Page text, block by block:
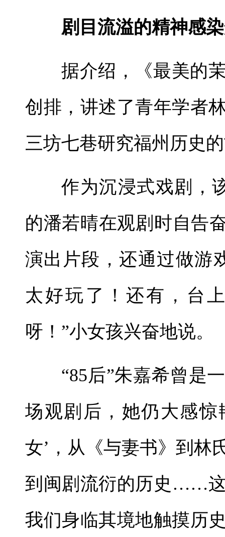
剧目流溢的精神感
据介绍，《最美的
创排，讲述了青年学者
三坊七巷研究福州历史
作为沉浸式戏剧，
的潘若晴在观剧时自告
演出片段，还通过做游
太好玩了！还有，台
呀！”小女孩兴奋地说。
“85后”朱嘉希曾是
场观剧后，她仍大感惊
女’，从《与妻书》到林
到闽剧流衍的历史……
我们身临其境地触摸历